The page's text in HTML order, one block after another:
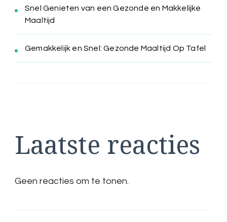
Snel Genieten van een Gezonde en Makkelijke
Maaltijd
Gemakkelijk en Snel: Gezonde Maaltijd Op Tafel
Laatste reacties
Geen reacties om te tonen.